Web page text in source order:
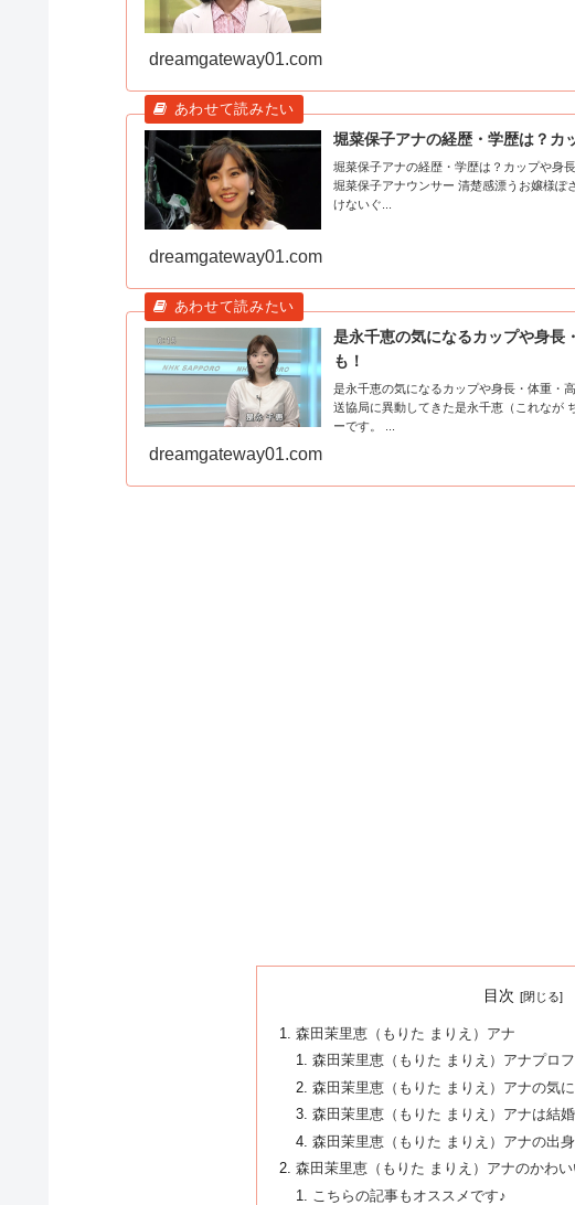
dreamgateway01.com
堀菜保子アナの経歴・学歴は？カ
堀菜保子アナの経歴・学歴は？カップや身長・かわいい画像も！ 人懐
堀菜保子アナウンサー 清楚感漂うお嬢様ぽさがありますね。 最近のNHKのアナウンサーは、 民放に負
けないぐ...
dreamgateway01.com
是永千恵の気になるカップや身長
も！
是永千恵の気になるカップや身長・体重・高校・大学
送協局に異動してきた是永千恵（これなが ちさと）アナ。 2017年にNHKに入
dreamgateway01.com
目次
森田茉里恵（もりた まりえ）アナ
森田茉里恵（もりた まりえ）アナプロ
森田茉里恵（もりた まりえ）アナの気
森田茉里恵（もりた まりえ）アナは結
森田茉里恵（もりた まりえ）アナの出
森田茉里恵（もりた まりえ）アナのかわい
こちらの記事もオススメです♪